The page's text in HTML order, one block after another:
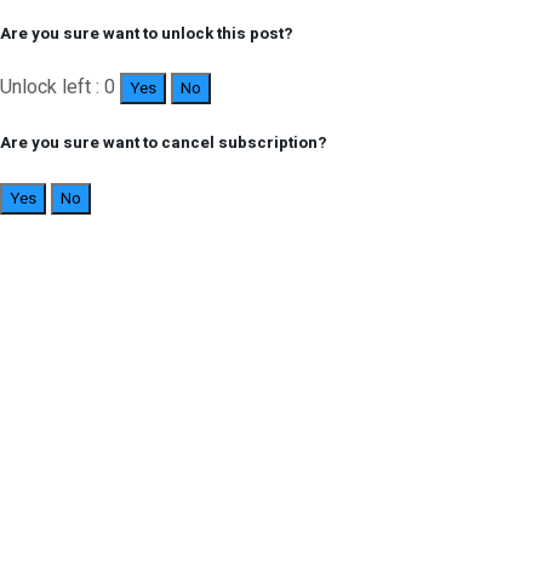
Are you sure want to unlock this post?
Unlock left : 0 Yes No
Are you sure want to cancel subscription?
Yes No